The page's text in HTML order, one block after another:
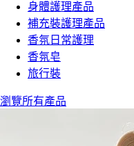
身體護理產品
補充裝護理產品
香氛日常護理
香氛皂
旅行裝
瀏覽所有產品